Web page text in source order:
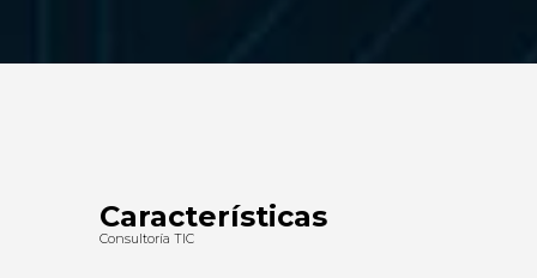
Características
Consultoría TIC